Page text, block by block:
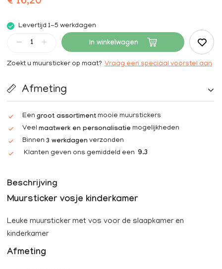
Levertijd 1-5 werkdagen
In winkelwagen
Zoekt u muursticker op maat? Vraag een speciaal voorstel aan
Afmeting
Een groot assortiment mooie muurstickers
Veel maatwerk en personalisatie mogelijkheden
Binnen 3 werkdagen verzonden
Klanten geven ons gemiddeld een 9.3
Beschrijving
Muursticker vosje kinderkamer
Leuke muursticker met vos voor de slaapkamer en
kinderkamer
Afmeting